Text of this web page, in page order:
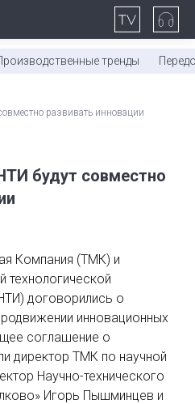
тренды
развивать инновации
будут совместно
Компания (ТМК) и
технологической
договорились о
инновационных
соглашение о
директор ТМК по научной
Научно-технического
Игорь Пышминцев и